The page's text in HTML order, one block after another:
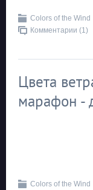
Colors of the Wind
Комментарии (1)
Цвета
марафон -
Colors of the Wind